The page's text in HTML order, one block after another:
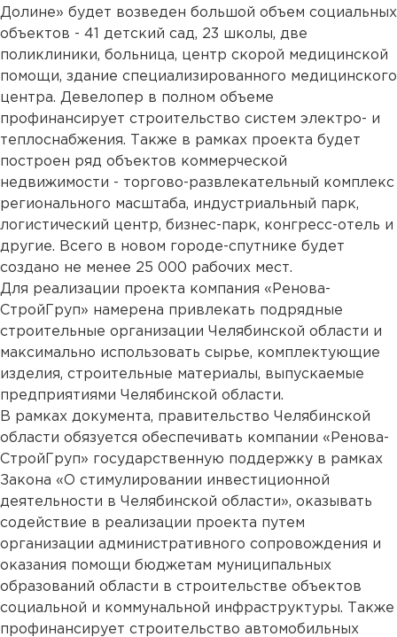
Долине» будет возведен большой объем социальных
объектов - 41 детский сад, 23 школы, две
поликлиники, больница, центр скорой медицинской
помощи, здание специализированного медицинского
центра. Девелопер в полном объеме
профинансирует строительство систем электро- и
теплоснабжения. Также в рамках проекта будет
построен ряд объектов коммерческой
недвижимости - торгово-развлекательный комплекс
регионального масштаба, индустриальный парк,
логистический центр, бизнес-парк, конгресс-отель и
другие. Всего в новом городе-спутнике будет
создано не менее 25 000 рабочих мест.
Для реализации проекта компания «Ренова-
СтройГруп» намерена привлекать подрядные
строительные организации Челябинской области и
максимально использовать сырье, комплектующие
изделия, строительные материалы, выпускаемые
предприятиями Челябинской области.
В рамках документа, правительство Челябинской
области обязуется обеспечивать компании «Ренова-
СтройГруп» государственную поддержку в рамках
Закона «О стимулировании инвестиционной
деятельности в Челябинской области», оказывать
содействие в реализации проекта путем
организации административного сопровождения и
оказания помощи бюджетам муниципальных
образований области в строительстве объектов
социальной и коммунальной инфраструктуры. Также
профинансирует строительство автомобильных